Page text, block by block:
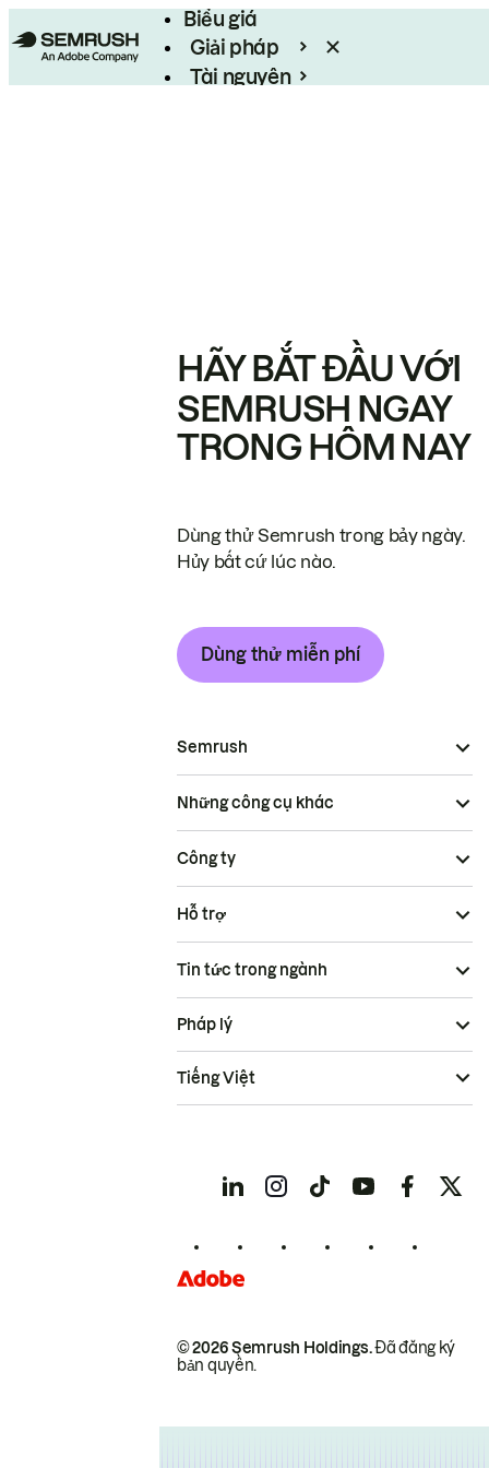
Biểu giá
Giải pháp
Tài nguyên
HÃY BẮT ĐẦU VỚI
SEMRUSH NGAY
TRONG HÔM NAY
Dùng thử Semrush trong bảy ngày.
Hủy bất cứ lúc nào.
Dùng thử miễn phí
Semrush
Những công cụ khác
Công ty
Hỗ trợ
Tin tức trong ngành
© 2026 Semrush Holdings.Đã đăng ký
bản quyền.
Pháp lý
Tiếng Việt